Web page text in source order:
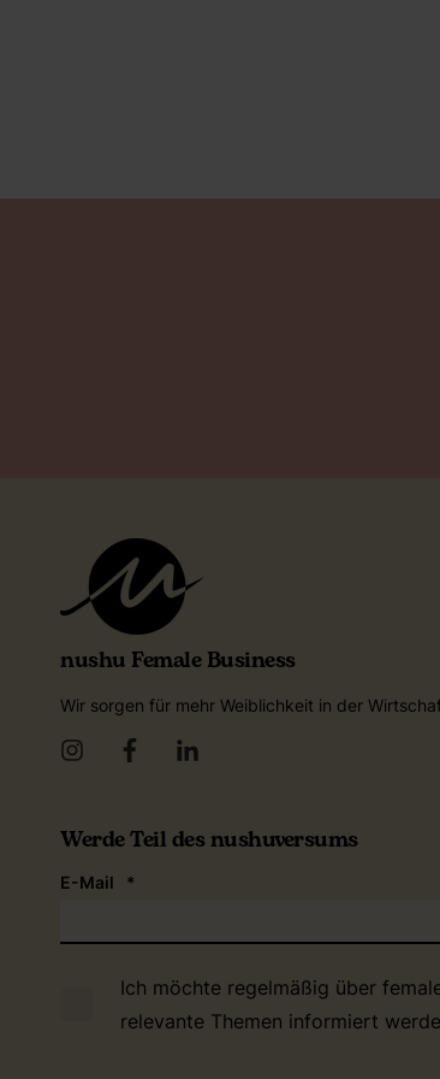
nushu Female Business
Wir sorgen für mehr Weiblichkeit in der
Werde Teil des nushuversums
E-Mail *
Ich möchte regelmäßig über
relevante Themen informiert